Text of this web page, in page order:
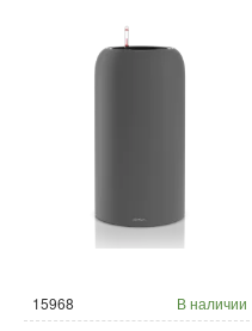
15968 В наличии